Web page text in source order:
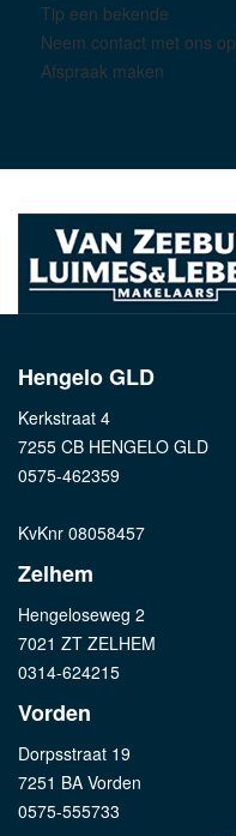
Tip een bekende
Neem contact met ons op
Afspraak maken
Hengelo GLD
Kerkstraat 4
7255 CB HENGELO GLD
0575-462359
KvKnr 08058457
Zelhem
Hengeloseweg 2
7021 ZT ZELHEM
0314-624215
Vorden
Dorpsstraat 19
7251 BA Vorden
0575-555733